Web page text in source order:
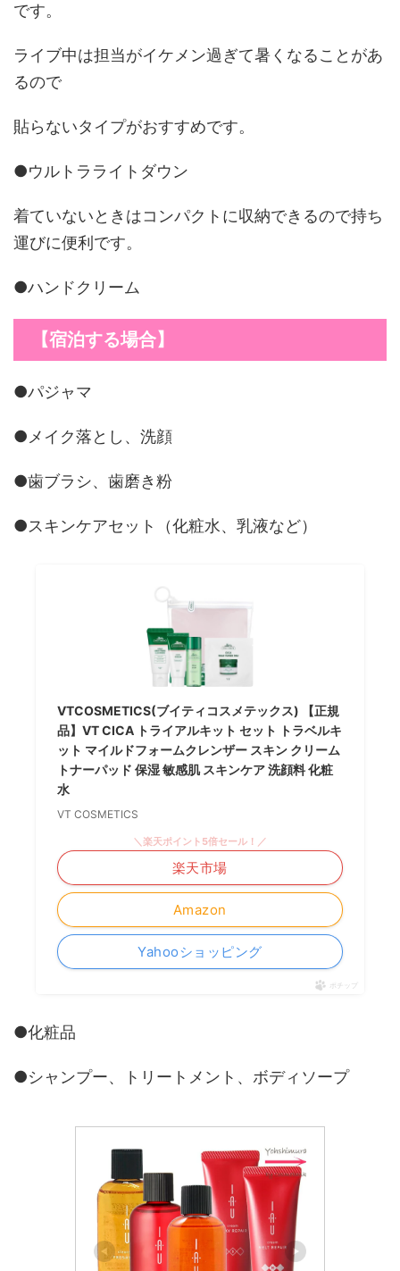
です。
ライブ中は担当がイケメン過ぎて暑くなることがあ
るので
貼らないタイプがおすすめです。
●ウルトラライトダウン
着ていないときはコンパクトに収納できるので持ち
運びに便利です。
●ハンドクリーム
【宿泊する場合】
●パジャマ
●メイク落とし、洗顔
●歯ブラシ、歯磨き粉
●スキンケアセット（化粧水、乳液など）
VTCOSMETICS(ブイティコスメテックス) 【正規
品】VT CICA トライアルキット セット トラベルキ
ット マイルドフォームクレンザー スキン クリーム
トナーパッド 保湿 敏感肌 スキンケア 洗顔料 化粧
水
VT COSMETICS
Amazon
＼楽天ポイント5倍セール！／
楽天市場
Yahooショッピング
ポチップ
●化粧品
●シャンプー、トリートメント、ボディソープ